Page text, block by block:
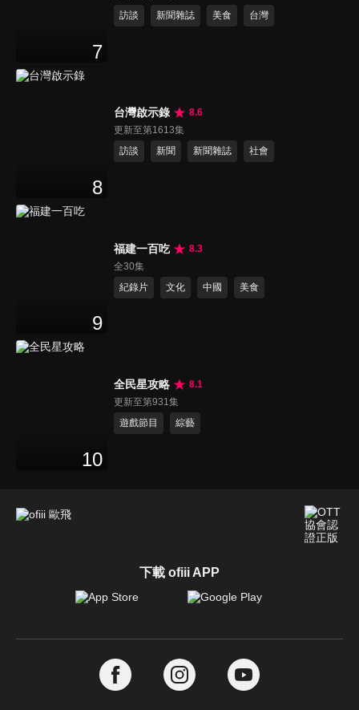
7
訪談
新聞雜誌 美食 台灣
8
台灣啟示錄
8.6
更新至第1613集
訪談
新聞 新聞雜誌 社會
9
福建一百吃
8.3
全30集
紀錄片
文化 中國 美食
10
全民星攻略
8.1
更新至第931集
遊戲節目
綜藝
下載 ofiii APP